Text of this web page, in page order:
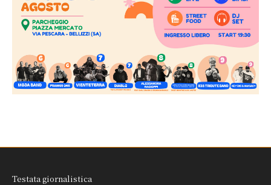
Testata giornalistica